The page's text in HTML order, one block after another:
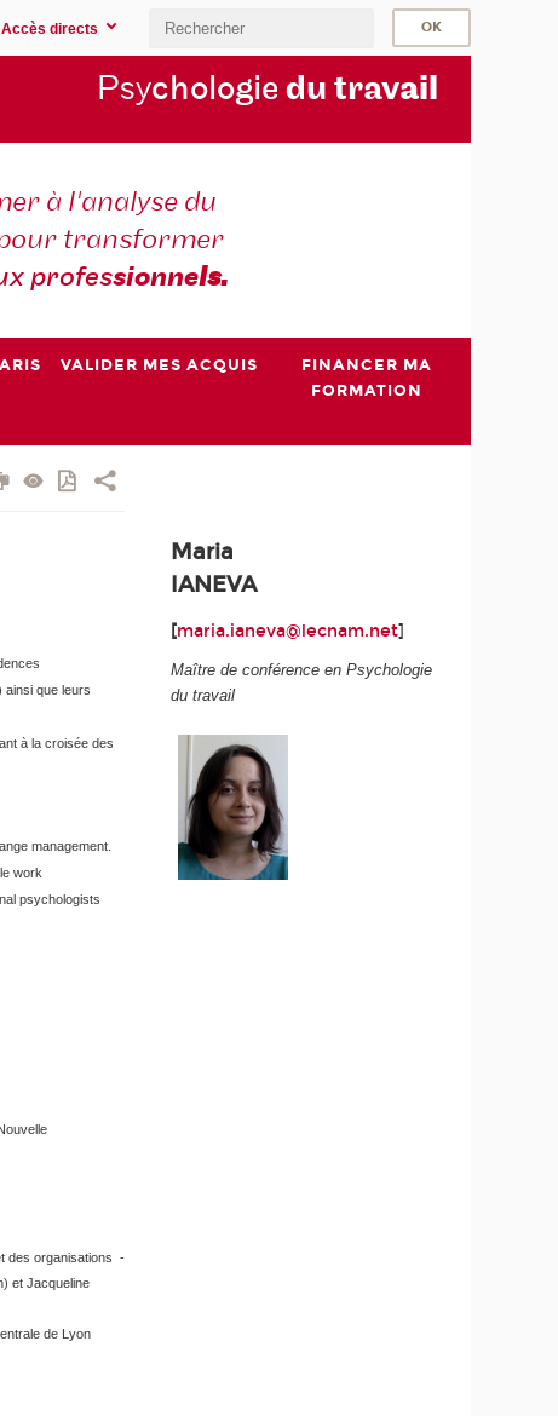
Accès directs
Psychologie du travail
à l'analyse du
transformer
professionnels.
VALIDER MES ACQUIS
FINANCER MA
FORMATION
que leurs
à la croisée des
management.
work
psychologists
des organisations -
et Jacqueline
de Lyon
Maria
IANEVA
[maria.ianeva@lecnam.net]
Maître de conférence en Psychologie
du travail